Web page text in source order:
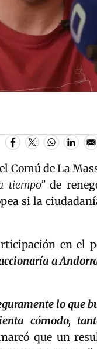
Comú de La
tiempo”de
si la
en el
a
lo que
cómodo,
que un